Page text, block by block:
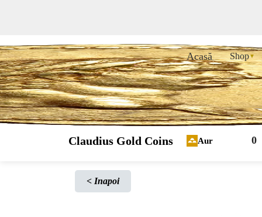
Claudius Gold Coins
Acasă Shop▼
Aur 0
<Inapoi